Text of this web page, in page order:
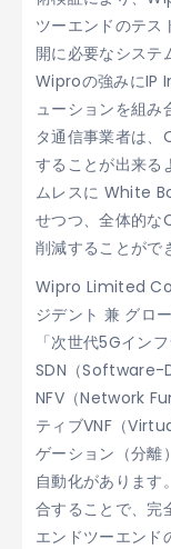
ツーエンドのテ
開に必要なシステ
Wiproの強みにIP
ューションを組み
タ通信事業者は、
することが出来る
ムレスに White
せつつ、全体的な
削減することがで
Wipro Limited
ジデント 兼 グロ
「次世代5Gイン
SDN（Software-
NFV（Network
ティブVNF（
ゲーション（分離
自動化がありま
合することで、完
エンドツーエンド